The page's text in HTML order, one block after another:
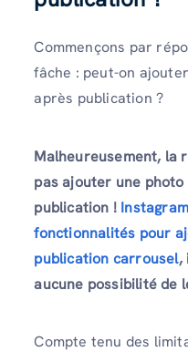
Commençons par
fâche : peut-on
après publication ?
Malheureusement, la
pas ajouter une
publication !
fonctionnalités pour
publication carrousel,
aucune possibilité de
Compte tenu des